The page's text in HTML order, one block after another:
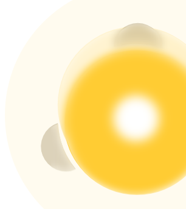
Lebih Banyak Acara
Menangkan Hadiah dan Hadiah Eksklusif
Pusat Hadiah
Mendaftar